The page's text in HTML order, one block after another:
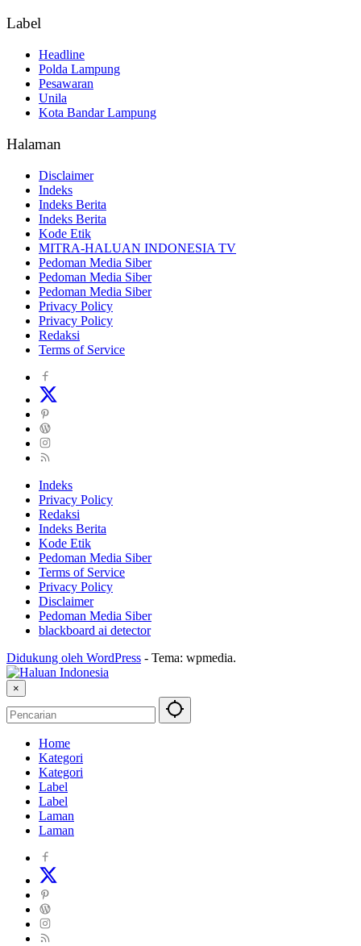
Label
Headline
Polda Lampung
Pesawaran
Unila
Kota Bandar Lampung
Halaman
Disclaimer
Indeks
Indeks Berita
Indeks Berita
Kode Etik
MITRA-HALUAN INDONESIA TV
Pedoman Media Siber
Pedoman Media Siber
Pedoman Media Siber
Privacy Policy
Privacy Policy
Redaksi
Terms of Service
Indeks
Privacy Policy
Redaksi
Indeks Berita
Kode Etik
Pedoman Media Siber
Terms of Service
Privacy Policy
Disclaimer
Pedoman Media Siber
blackboard ai detector
Didukung oleh WordPress - Tema: wpmedia.
×
Home
Kategori
Kategori
Label
Label
Laman
Laman